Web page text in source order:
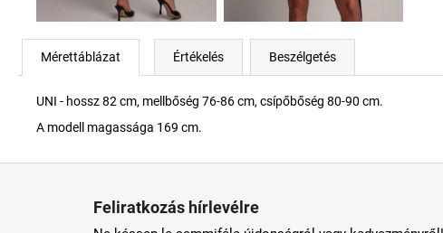
Mérettáblázat Értékelés Beszélgetés
UNI - hossz 82 cm, mellbőség 76-86 cm, csípőbőség 80-90 cm.
A modell magassága 169 cm.
Feliratkozás hírlevélre